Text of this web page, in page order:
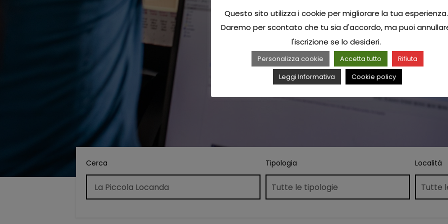
Cerca Tipologia Località
Questo sito utilizza i cookie per migliorare la tua esperienza.
Daremo per scontato che tu sia d'accordo, ma puoi
l'iscrizione se lo desideri.
Personalizza cookie Accetta tutto
Rifiuta
Leggi Informativa
Cookie policy